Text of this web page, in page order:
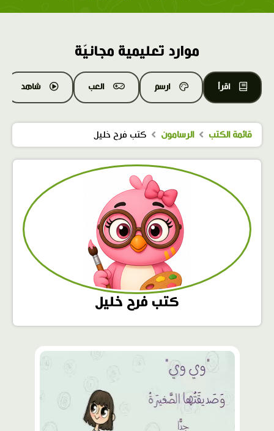
موارد تعليمية مجانيّة
اقرأ ارسم العب شاهد
قائمة الكتب الرسامون كتب فرح خليل
كتب فرح خليل
محتوى